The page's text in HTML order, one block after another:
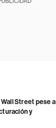
Street pese a
y